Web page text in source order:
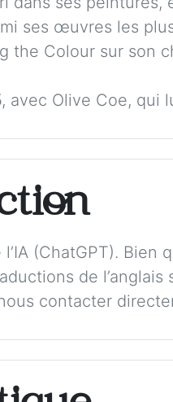
ses œuvres les
the Colour sur son
avec Olive Coe, qui
(ChatGPT).
de
contacter